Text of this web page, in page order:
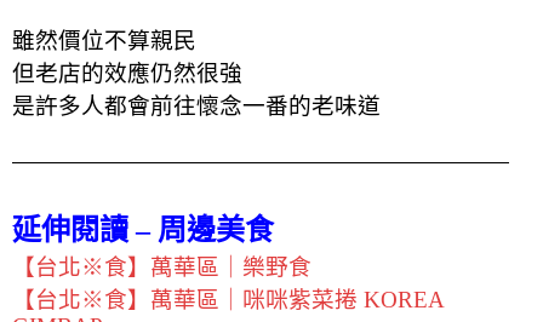
雖然價位不算親民
但老店的效應仍然很強
是許多人都會前往懷念一番的老味道
延伸閱讀 – 周邊美食
【台北※食】萬華區｜樂野食
【台北※食】萬華區｜咪咪紫菜捲 KOREA